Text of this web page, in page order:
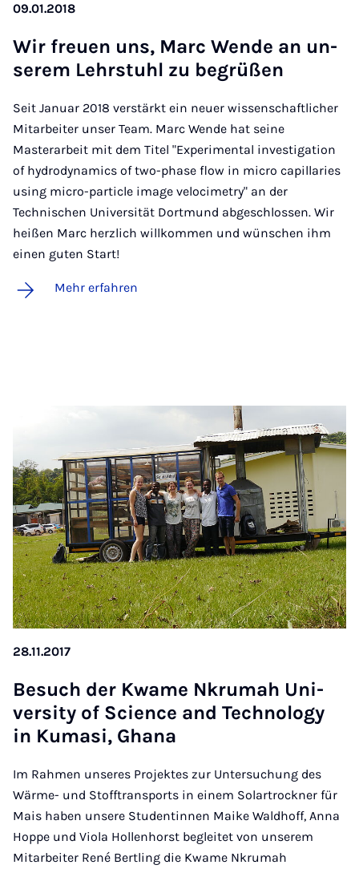
09.01.2018
Wir freu­en uns, Ma­rc Wen­de an un­
se­rem Lehr­stuhl zu be­grü­ßen
Seit Januar 2018 verstärkt ein neuer wissenschaftlicher
Mitarbeiter unser Team. Marc Wende hat seine
Masterarbeit mit dem Titel "Experimental investigation
of hydrodynamics of two-phase flow in micro capillaries
using micro-particle image velocimetry" an der
Technischen Universität Dortmund abgeschlossen. Wir
heißen Marc herzlich willkommen und wünschen ihm
einen guten Start!
Mehr erfahren
28.11.2017
Be­such der Kwa­me Nkru­mah Uni­
ver­si­ty of Sci­ence and Tech­no­lo­gy
in Ku­ma­si, Gha­na
Im Rahmen unseres Projektes zur Untersuchung des
Wärme- und Stofftransports in einem Solartrockner für
Mais haben unsere Studentinnen Maike Waldhoff, Anna
Hoppe und Viola Hollenhorst begleitet von unserem
Mitarbeiter René Bertling die Kwame Nkrumah